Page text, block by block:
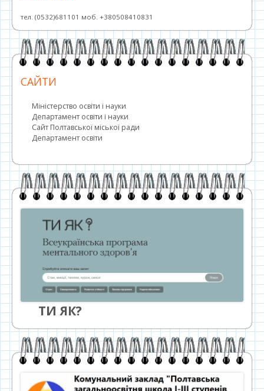
тел. (0532)681101 моб. +380508410831
САЙТИ
Міністерство освіти і науки
Департамент освіти і науки
Сайт Полтавської міської ради
Департамент освіти
ТИ ЯК?